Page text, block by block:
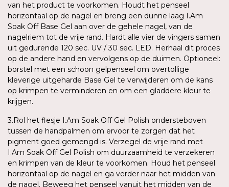
van het product te voorkomen. Houdt het penseel
horizontaal op de nagel en breng een dunne laag I.Am
Soak Off Base Gel aan over de gehele nagel, van de
nagelriem tot de vrije rand. Hardt alle vier de vingers samen
uit gedurende 120 sec. UV / 30 sec. LED. Herhaal dit proces
op de andere hand en vervolgens op de duimen. Optioneel:
borstel met een schoon gelpenseel om overtollige
kleverige uitgeharde Base Gel te verwijderen om de kans
op krimpen te verminderen en om een gladdere kleur te
krijgen.
3.Rol het flesje I.Am Soak Off Gel Polish ondersteboven
tussen de handpalmen om ervoor te zorgen dat het
pigment goed gemengd is. Verzegel de vrije rand met
I.Am Soak Off Gel Polish om duurzaamheid te verzekeren
en krimpen van de kleur te voorkomen. Houd het penseel
horizontaal op de nagel en ga verder naar het midden van
de nagel. Beweeg het penseel vanuit het midden van de